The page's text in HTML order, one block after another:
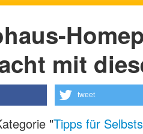
mit
tweet
"Tipps für